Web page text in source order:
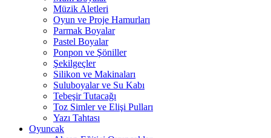
Müzik Aletleri
Oyun ve Proje Hamurları
Parmak Boyalar
Pastel Boyalar
Ponpon ve Şöniller
Şekilgeçler
Silikon ve Makinaları
Suluboyalar ve Su Kabı
Tebeşir Tutacağı
Toz Simler ve Elişi Pulları
Yazı Tahtası
Oyuncak